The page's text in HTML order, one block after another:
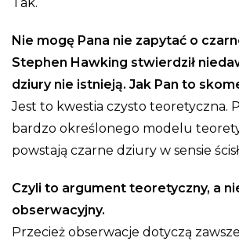
Nie mogę Pana nie zapytać o
Stephen Hawking stwierdził
dziury nie istnieją. Jak Pan to
Jest to kwestia czysto teoretyczna.
bardzo określonego modelu
powstają czarne dziury w sensie
Czyli to argument teoretyczny, a
obserwacyjny.
Przecież obserwacje dotyczą